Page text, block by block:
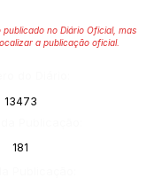
publicado no Diário Oficial, mas
a publicação oficial.
13473
181